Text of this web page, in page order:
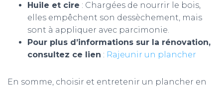
Huile et cire : Chargées de nourrir le bois,
elles empêchent son dessèchement, mais
sont à appliquer avec parcimonie.
Pour plus d’informations sur la rénovation,
consultez ce lien : Rajeunir un plancher
En somme, choisir et entretenir un plancher en